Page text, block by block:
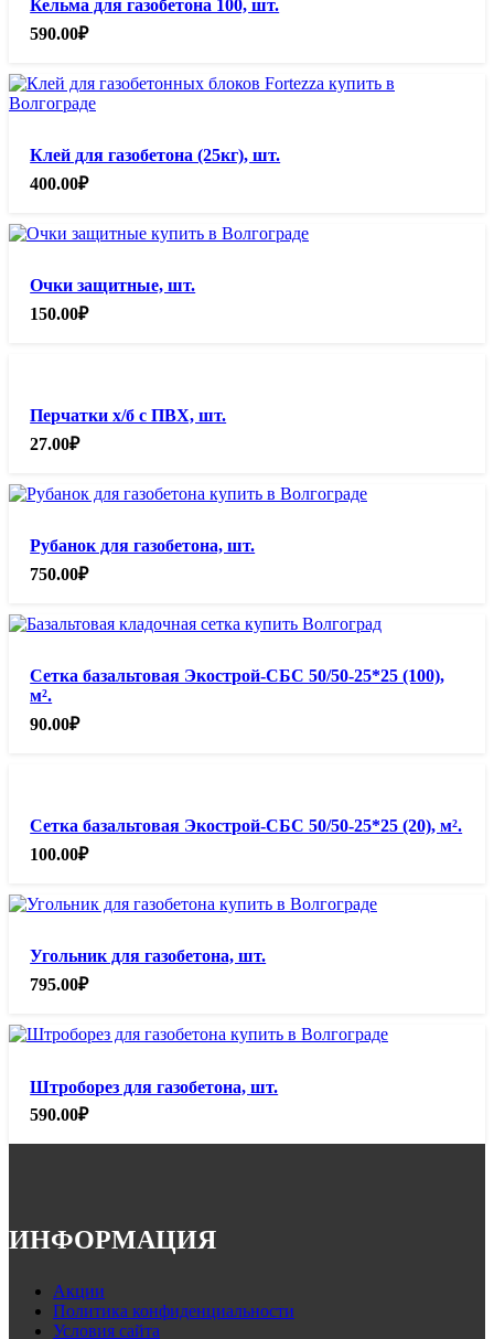
Кельма для газобетона 100, шт.
590.00₽
Клей для газобетона (25кг), шт.
400.00₽
Очки защитные, шт.
150.00₽
Перчатки х/б с ПВХ, шт.
27.00₽
Рубанок для газобетона, шт.
750.00₽
Сетка базальтовая Экострой-СБС 50/50-25*25 (100),
м².
90.00₽
Сетка базальтовая Экострой-СБС 50/50-25*25 (20), м².
100.00₽
Угольник для газобетона, шт.
795.00₽
Штроборез для газобетона, шт.
590.00₽
ИНФОРМАЦИЯ
Акции
Политика конфиденциальности
Условия сайта